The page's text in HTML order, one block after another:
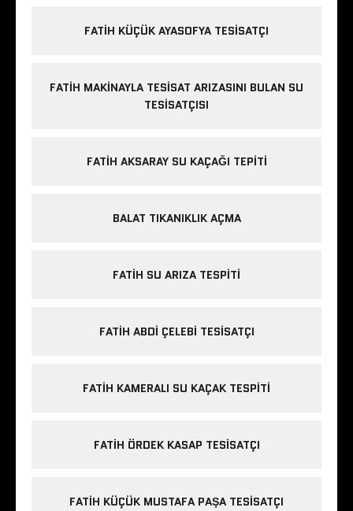
FATIH KÜÇÜK AYASOFYA TESISATÇI
FATIH MAKINAYLA TESISAT ARIZASINI BULAN SU
TESISATÇISI
FATIH AKSARAY SU KAÇAĞI TEPITI
BALAT TIKANIKLIK AÇMA
FATIH SU ARIZA TESPITI
FATIH ABDI ÇELEBI TESISATÇI
FATIH KAMERALI SU KAÇAK TESPITI
FATIH ÖRDEK KASAP TESISATÇI
FATIH KÜÇÜK MUSTAFA PAŞA TESISATÇI